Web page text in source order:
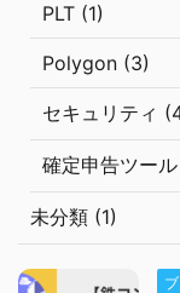
PLT (1)
Polygon (3)
セキュリティ
確定申告ツー
未分類 (1)